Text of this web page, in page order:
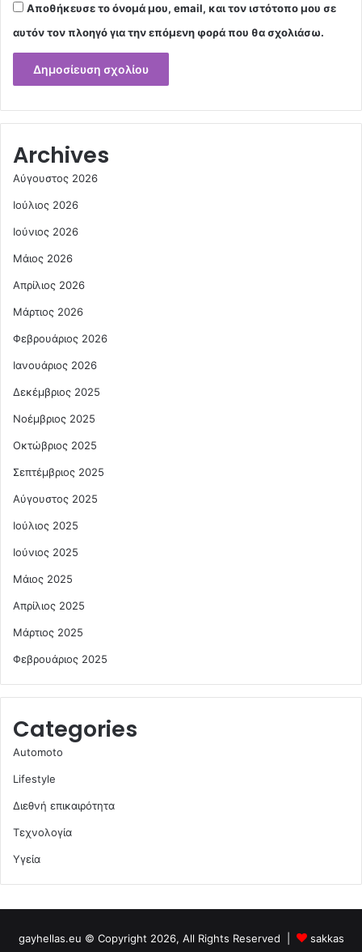
Αποθήκευσε το όνομά μου, email, και τον ιστότοπο μου σε
αυτόν τον πλοηγό για την επόμενη φορά που θα σχολιάσω.
Archives
Αύγουστος 2026
Ιούλιος 2026
Ιούνιος 2026
Μάιος 2026
Απρίλιος 2026
Μάρτιος 2026
Φεβρουάριος 2026
Ιανουάριος 2026
Δεκέμβριος 2025
Νοέμβριος 2025
Οκτώβριος 2025
Σεπτέμβριος 2025
Αύγουστος 2025
Ιούλιος 2025
Ιούνιος 2025
Μάιος 2025
Απρίλιος 2025
Μάρτιος 2025
Φεβρουάριος 2025
Categories
Automoto
Lifestyle
Διεθνή επικαιρότητα
Τεχνολογία
Υγεία
gayhellas.eu © Copyright 2026, All Rights Reserved | sakkas